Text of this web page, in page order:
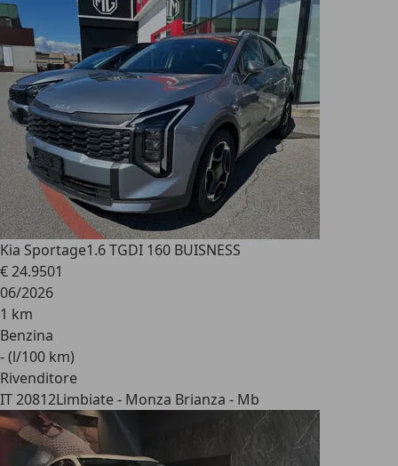
Kia Sportage1.6 TGDI 160 BUISNESS
€ 24.9501
06/2026
1 km
Benzina
- (l/100 km)
Rivenditore
IT 20812Limbiate - Monza Brianza - Mb